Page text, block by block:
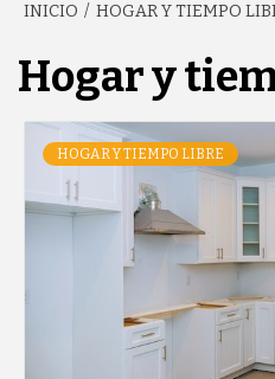
INICIO HOGAR Y TIEMPO
Hogar y
HOGAR Y TIEMPO LIBRE